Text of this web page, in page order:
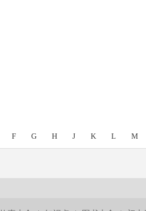
F G H J K L M